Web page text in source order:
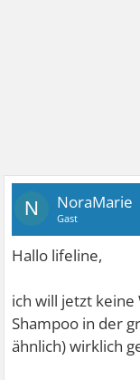
N NoraMarie
Gast
Hallo lifeline,
ich will jetzt
Shampoo in der
ähnlich) wirklich